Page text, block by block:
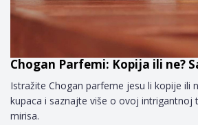
Chogan Parfemi: Kopija ili ne?
Istražite Chogan parfeme jesu li kopije ili
kupaca i saznajte više o ovoj intrigantnoj
mirisa.